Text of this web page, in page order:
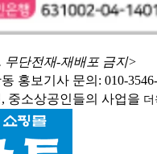
무단전재-재배포 금지>
홍보기사 문의: 010-3546-
중소상공인들의 사업을 더